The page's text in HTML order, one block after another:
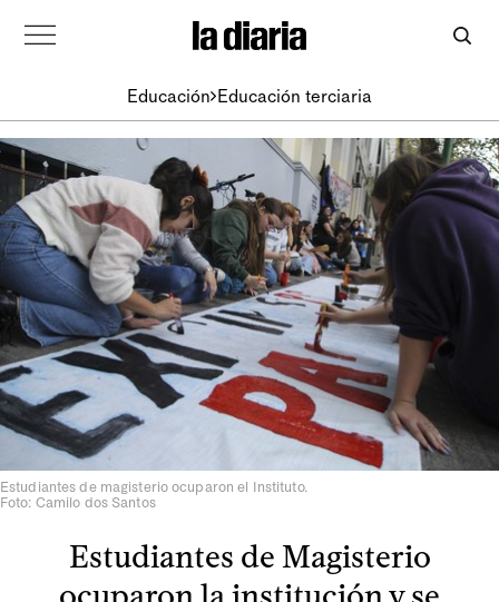
Educación Educación terciaria
Estudiantes de magisterio ocuparon el Instituto.
Foto: Camilo dos Santos
Estudiantes de Magisterio